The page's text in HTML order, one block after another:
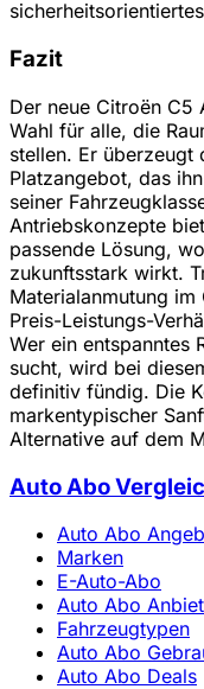
Fazit
Der neue Citroën C5
Wahl für alle, die
stellen. Er überzeugt
Platzangebot, das
seiner
Antriebskonzepte
passende Lösung,
zukunftsstark wirkt.
Materialanmutung
Preis-Leistungs-
Wer ein entspanntes
sucht, wird bei
definitiv fündig. Die
markentypischer
Alternative auf dem
Auto Abo
Auto Abo
Marken
E-Auto-Abo
Auto Abo
Fahrzeugtypen
Auto Abo
Auto Abo Deals